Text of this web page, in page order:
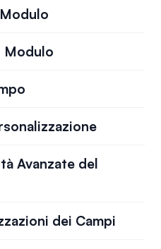
Modulo
Avanzate del
dei Campi